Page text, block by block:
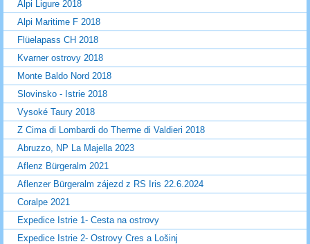
Alpi Ligure 2018
Alpi Maritime F 2018
Flüelapass CH 2018
Kvarner ostrovy 2018
Monte Baldo Nord 2018
Slovinsko - Istrie 2018
Vysoké Taury 2018
Z Cima di Lombardi do Therme di Valdieri 2018
Abruzzo, NP La Majella 2023
Aflenz Bürgeralm 2021
Aflenzer Bürgeralm zájezd z RS Iris 22.6.2024
Coralpe 2021
Expedice Istrie 1- Cesta na ostrovy
Expedice Istrie 2- Ostrovy Cres a Lošinj